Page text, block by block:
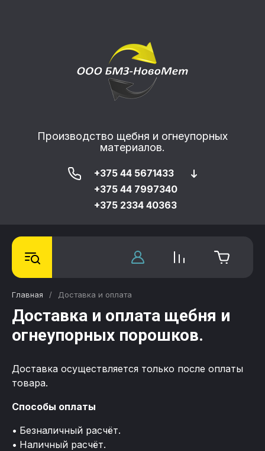
Производство щебня и огнеупорных
материалов.
+375 44 5671433
+375 44 7997340
+375 2334 40363
Главная / Доставка и оплата
Доставка и оплата щебня и
огнеупорных порошков.
Доставка осуществляется только после оплаты
товара.
Способы оплаты
Безналичный расчёт.
Наличный расчёт.